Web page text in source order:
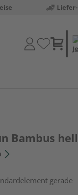
Bambus
gerade